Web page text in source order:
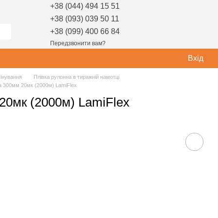
+38 (044) 494 15 51
+38 (093) 039 50 11
+38 (099) 400 66 84
Передзвонити вам?
Вхід
Плівка рулонна в тиражній намотці
300мм 20мк (2000м) LamiFlex
(2000м) LamiFlex